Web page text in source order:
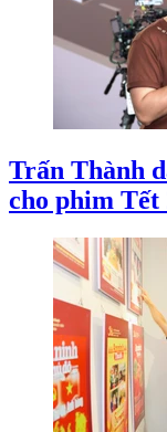
Trấn Thành
cho phim Tết